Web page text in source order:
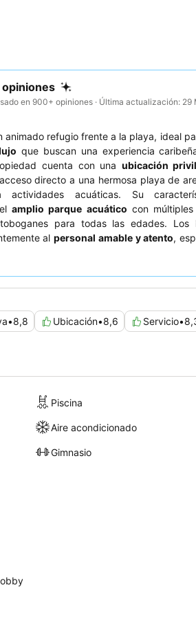
opiniones
en 900+ opiniones · Última actualización: 29
animado refugio frente a la playa, ideal
que buscan una experiencia
cuenta con una ubicación
directo a una hermosa playa de
actividades acuáticas. Su
elamplio parque acuático con
para todas las edades. Los
alpersonal amable y atento,
y los pasteles disponibles en la
•8,8 Ubicación•8,6 Servicio•
Piscina
Aire acondicionado
Gimnasio